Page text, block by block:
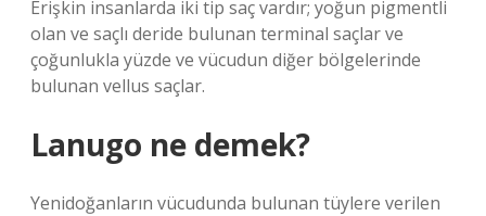
Erişkin insanlarda iki tip saç vardır; yoğun pigmentli
olan ve saçlı deride bulunan terminal saçlar ve
çoğunlukla yüzde ve vücudun diğer bölgelerinde
bulunan vellus saçlar.
Lanugo ne demek?
Yenidoğanların vücudunda bulunan tüylere verilen